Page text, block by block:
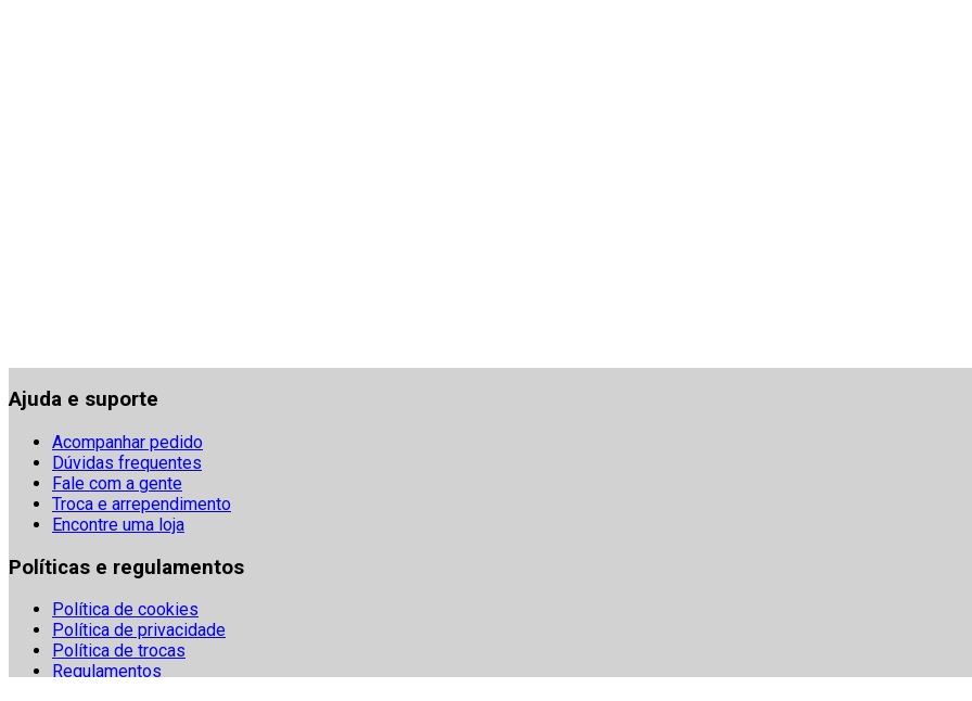
Ajuda e suporte
Acompanhar pedido
Dúvidas frequentes
Fale com a gente
Troca e arrependimento
Encontre uma loja
Políticas e regulamentos
Política de cookies
Política de privacidade
Política de trocas
Regulamentos